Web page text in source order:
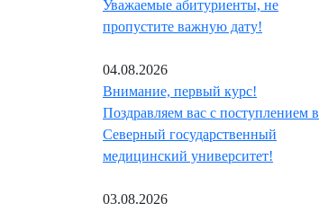
Уважаемые абитуриенты, не
пропустите важную дату!
04.08.2026
Внимание, первый курс!
Поздравляем вас с поступлением в
Северный государственный
медицинский университет!
03.08.2026